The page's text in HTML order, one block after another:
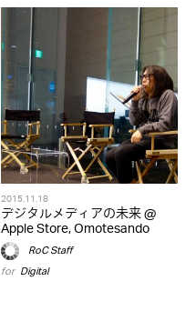
2015.11.18
デジタルメディアの未来 @
Apple Store, Omotesando
RoC Staff
for Digital